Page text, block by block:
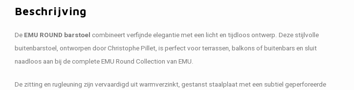
Beschrijving
De EMU ROUND barstoel combineert verfijnde elegantie met een licht en tijdloos ontwerp. Deze stijlvolle
buitenbarstoel, ontworpen doorChristophe Pillet, is perfect voor terrassen, balkons of buitenbars en sluit
naadloos aan bij de completeEMU Round Collection van EMU.
De zitting en rugleuning zijn vervaardigd uit warmverzinkt, gestanst staalplaat met een subtiel geperforeerde